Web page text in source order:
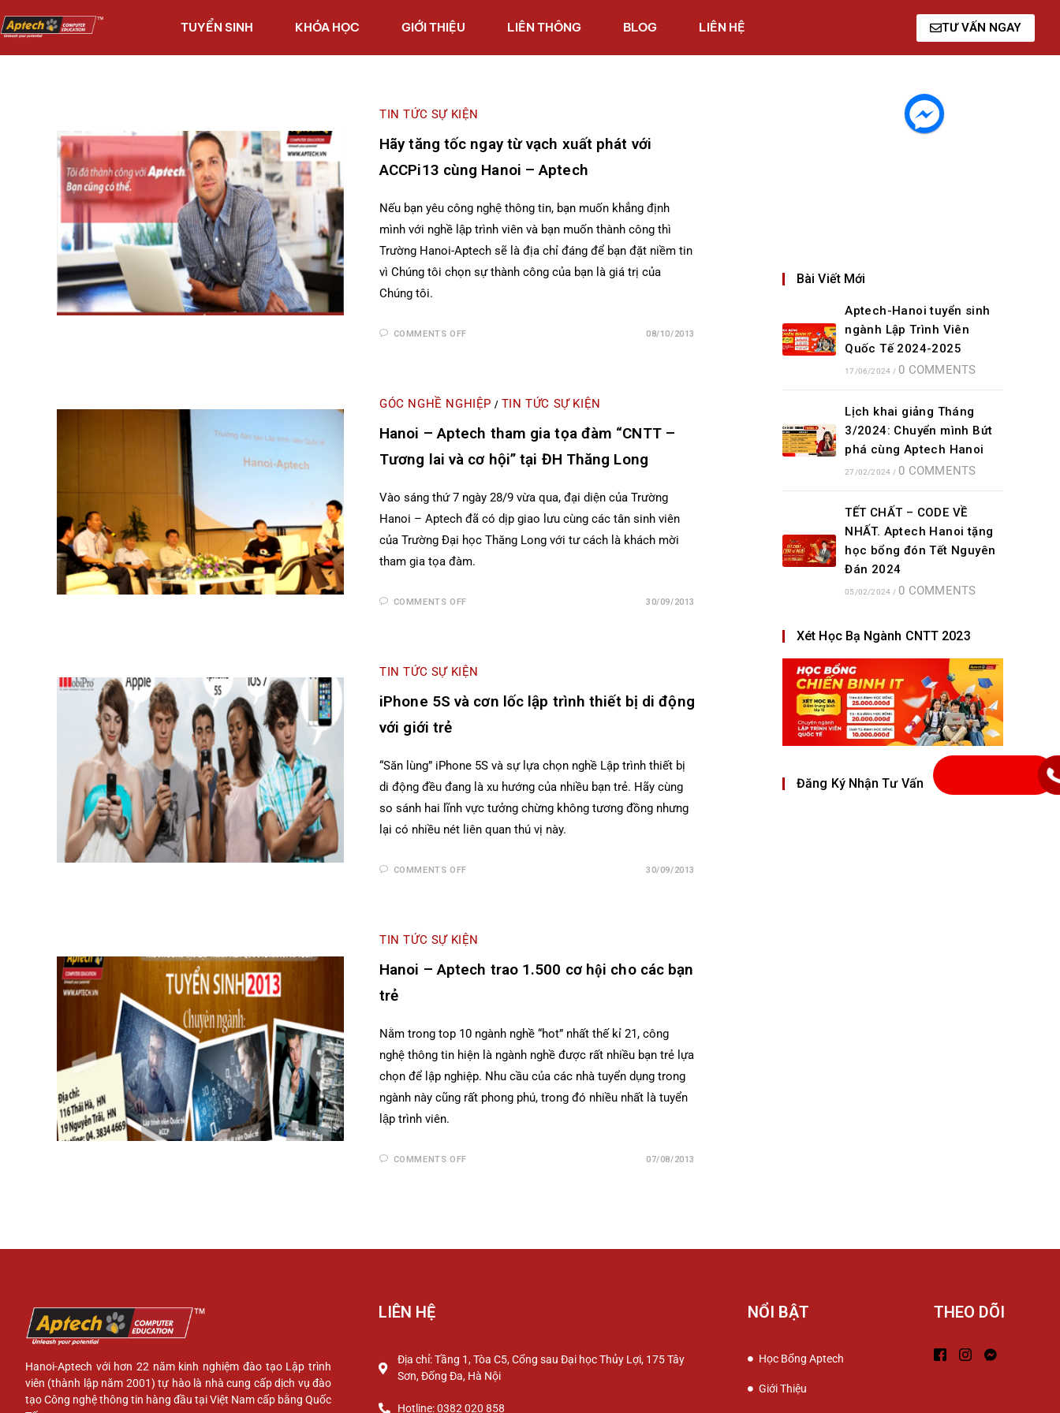
TUYỂN SINH KHÓA HỌC GIỚI THIỆU LIÊN THÔNG BLOG LIÊN HỆ TƯ VẤN NGAY
TIN TỨC SỰ KIỆN
Hãy tăng tốc ngay từ vạch xuất phát với
ACCPi13 cùng Hanoi – Aptech
Nếu bạn yêu công nghệ thông tin, bạn muốn khẳng định
mình với nghề lập trình viên và bạn muốn thành công thì
Trường Hanoi-Aptech sẽ là địa chỉ đáng để bạn đặt niềm tin
vì Chúng tôi chọn sự thành công của bạn là giá trị của
Chúng tôi.
COMMENTS OFF 08/10/2013
GÓC NGHỀ NGHIỆP / TIN TỨC SỰ KIỆN
Hanoi – Aptech tham gia tọa đàm “CNTT –
Tương lai và cơ hội” tại ĐH Thăng Long
Vào sáng thứ 7 ngày 28/9 vừa qua, đại diện của Trường
Hanoi – Aptech đã có dịp giao lưu cùng các tân sinh viên
của Trường Đại học Thăng Long với tư cách là khách mời
tham gia tọa đàm.
COMMENTS OFF 30/09/2013
TIN TỨC SỰ KIỆN
iPhone 5S và cơn lốc lập trình thiết bị di động
với giới trẻ
“Săn lùng” iPhone 5S và sự lựa chọn nghề Lập trình thiết bị
di động đều đang là xu hướng của nhiều bạn trẻ. Hãy cùng
so sánh hai lĩnh vực tưởng chừng không tương đồng nhưng
lại có nhiều nét liên quan thú vị này.
COMMENTS OFF 30/09/2013
TIN TỨC SỰ KIỆN
Hanoi – Aptech trao 1.500 cơ hội cho các bạn
trẻ
Nằm trong top 10 ngành nghề “hot” nhất thế kỉ 21, công
nghệ thông tin hiện là ngành nghề được rất nhiều bạn trẻ lựa
chọn để lập nghiệp. Nhu cầu của các nhà tuyển dụng trong
ngành này cũng rất phong phú, trong đó nhiều nhất là tuyển
lập trình viên.
COMMENTS OFF 07/08/2013
Bài Viết Mới
Aptech-Hanoi tuyển sinh
ngành Lập Trình Viên
Quốc Tế 2024-2025
17/06/2024 / 0 COMMENTS
Lịch khai giảng Tháng
3/2024: Chuyển mình Bứt
phá cùng Aptech Hanoi
27/02/2024 / 0 COMMENTS
TẾT CHẤT – CODE VỀ
NHẤT. Aptech Hanoi tặng
học bổng đón Tết Nguyên
Đán 2024
05/02/2024 / 0 COMMENTS
Xét Học Bạ Ngành CNTT 2023
Đăng Ký Nhận Tư Vấn
Hanoi-Aptech với hơn 22 năm kinh nghiệm đào tạo Lập trình
viên (thành lập năm 2001) tự hào là nhà cung cấp dịch vụ đào
tạo Công nghệ thông tin hàng đầu tại Việt Nam cấp bằng Quốc
LIÊN HỆ
Địa chỉ: Tầng 1, Tòa C5, Cổng sau Đại học Thủy Lợi, 175 Tây
Sơn, Đống Đa, Hà Nội
Hotline: 0382 020 858
NỔI BẬT
Học Bổng Aptech
Giới Thiệu
THEO DÕI